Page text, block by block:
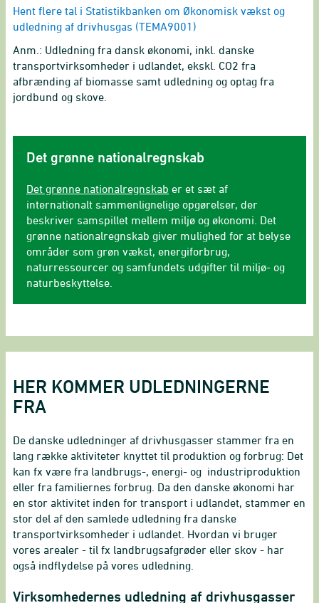
End of interactive chart.
Hent flere tal i Statistikbanken om Økonomisk vækst og
udledning af drivhusgas (TEMA9001)
Anm.: Udledning fra dansk økonomi, inkl. danske
transportvirksomheder i udlandet, ekskl. CO2 fra
afbrænding af biomasse samt udledning og optag fra
jordbund og skove.
Det grønne nationalregnskab
Det grønne nationalregnskab er et sæt af
internationalt sammenlignelige opgørelser, der
beskriver samspillet mellem miljø og økonomi. Det
grønne nationalregnskab giver mulighed for at belyse
områder som grøn vækst, energiforbrug,
naturressourcer og samfundets udgifter til miljø- og
naturbeskyttelse.
HER KOMMER UDLEDNINGERNE
FRA
De danske udledninger af drivhusgasser stammer fra en
lang række aktiviteter knyttet til produktion og forbrug: Det
kan fx være fra landbrugs-, energi- og industriproduktion
eller fra familiernes forbrug. Da den danske økonomi har
en stor aktivitet inden for transport i udlandet, stammer en
stor del af den samlede udledning fra danske
transportvirksomheder i udlandet. Hvordan vi bruger
vores arealer - til fx landbrugsafgrøder eller skov - har
også indflydelse på vores udledning.
Virksomhedernes udledning af drivhusgasser